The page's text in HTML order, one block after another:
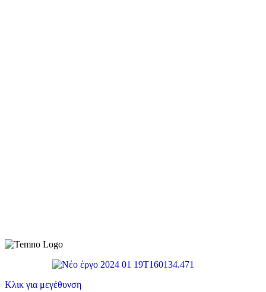
Κλικ για μεγέθυνση